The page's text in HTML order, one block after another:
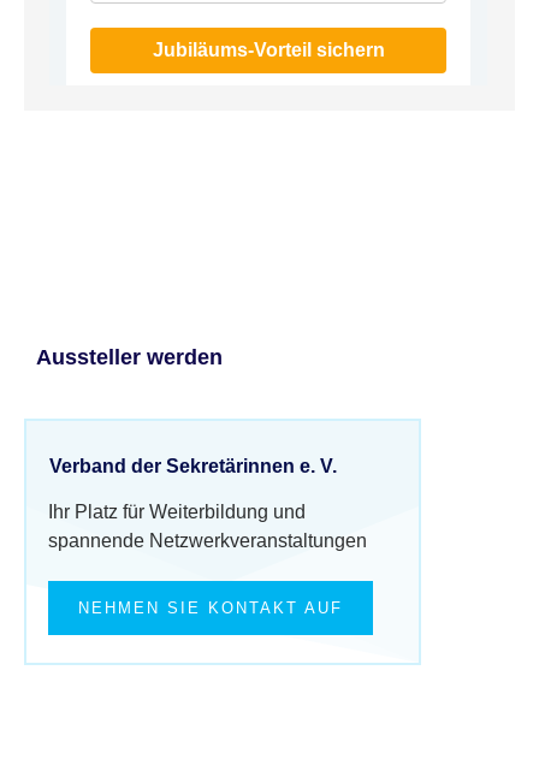
Jubiläums-Vorteil sichern
Aussteller werden
Verband der Sekretärinnen e. V.
Ihr Platz für Weiterbildung und
spannende Netzwerkveranstaltungen
NEHMEN SIE KONTAKT AUF